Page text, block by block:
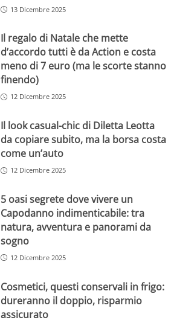
13 Dicembre 2025
Il regalo di Natale che mette
d’accordo tutti è da Action e costa
meno di 7 euro (ma le scorte stanno
finendo)
12 Dicembre 2025
Il look casual-chic di Diletta Leotta
da copiare subito, ma la borsa costa
come un’auto
12 Dicembre 2025
5 oasi segrete dove vivere un
Capodanno indimenticabile: tra
natura, avventura e panorami da
sogno
12 Dicembre 2025
Cosmetici, questi conservali in frigo:
dureranno il doppio, risparmio
assicurato